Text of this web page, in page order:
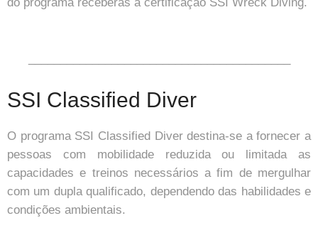
SSI Classified Diver
O programa SSI Classified Diver destina-se a fornecer a
pessoas com mobilidade reduzida ou limitada as
capacidades e treinos necessários a fim de mergulhar
com um dupla qualificado, dependendo das habilidades e
condições ambientais.